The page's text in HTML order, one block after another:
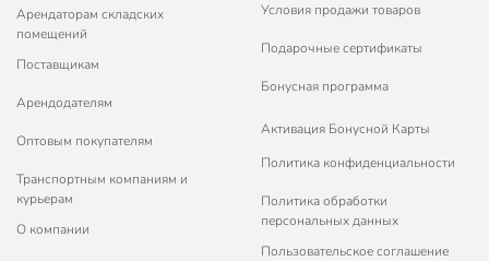
Арендаторам складских
помещений
Поставщикам
Арендодателям
Оптовым покупателям
Транспортным компаниям и
курьерам
О компании
Условия продажи товаров
Подарочные сертификаты
Бонусная программа
Активация Бонусной Карты
Политика конфиденциальности
Политика обработки
персональных данных
Пользовательское соглашение